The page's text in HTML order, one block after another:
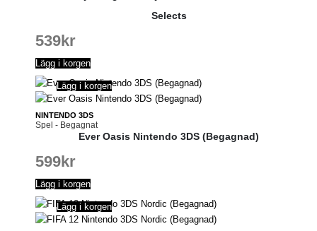
Selects
539kr
Lägg i korgen
NINTENDO 3DS
Spel - Begagnat
Lägg i korgen
Ever Oasis Nintendo 3DS (Begagnad)
599kr
Lägg i korgen
Lägg i korgen